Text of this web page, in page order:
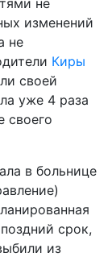
не
изменений
не
Киры
своей
уже 4 раза
своего
в больнице
срок,
из